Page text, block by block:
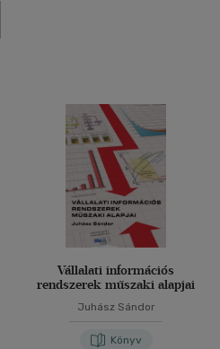
Vállalati információs
rendszerek műszaki alapjai
Juhász Sándor
Könyv